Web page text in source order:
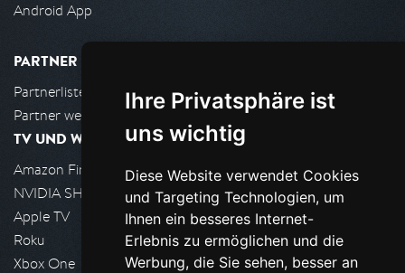
Ihre Privatsphäre ist
uns wichtig
Diese Website verwendet Cookies
und Targeting Technologien, um
Ihnen ein besseres Internet-
Erlebnis zu ermöglichen und die
Werbung, die Sie sehen, besser an
Android App
PARTNER
Partnerliste
Partner werden
TV UND WOHNZIMMER
Amazon FireTV
NVIDIA SHIELD, Google TV
Apple TV
Roku
Xbox One